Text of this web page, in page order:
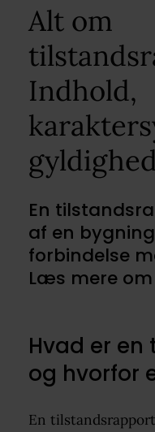
Alt om
Indhold,
gyldighed
En
af en
forbindelse
Læs mere
Hvad er
og hvorfor
En